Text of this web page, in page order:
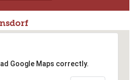
Google Maps correctly.